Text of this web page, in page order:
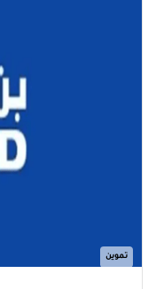
تموين